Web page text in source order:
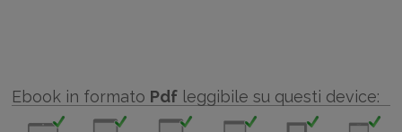
Ebook in formato Pdf leggibile su questi device: